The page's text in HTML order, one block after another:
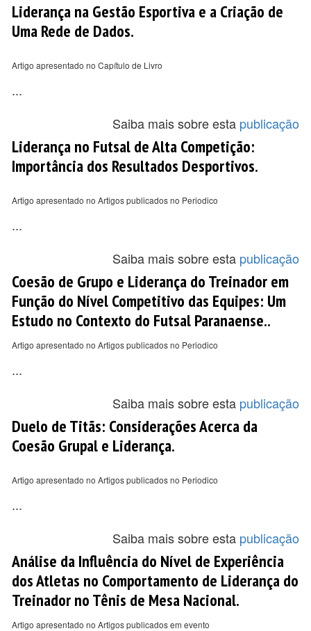
Liderança na Gestão Esportiva e a Criação de
Uma Rede de Dados.
Artigo apresentado no Capítulo de Livro
...
Saiba mais sobre esta publicação
Liderança no Futsal de Alta Competição:
Importância dos Resultados Desportivos.
Artigo apresentado no Artigos publicados no Periodico
...
Saiba mais sobre esta publicação
Coesão de Grupo e Liderança do Treinador em
Função do Nível Competitivo das Equipes: Um
Estudo no Contexto do Futsal Paranaense..
Artigo apresentado no Artigos publicados no Periodico
...
Saiba mais sobre esta publicação
Duelo de Titãs: Considerações Acerca da
Coesão Grupal e Liderança.
Artigo apresentado no Artigos publicados no Periodico
...
Saiba mais sobre esta publicação
Análise da Influência do Nível de Experiência
dos Atletas no Comportamento de Liderança do
Treinador no Tênis de Mesa Nacional.
Artigo apresentado no Artigos publicados em evento